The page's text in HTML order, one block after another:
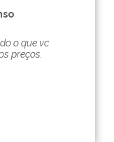
o que vc
preços.